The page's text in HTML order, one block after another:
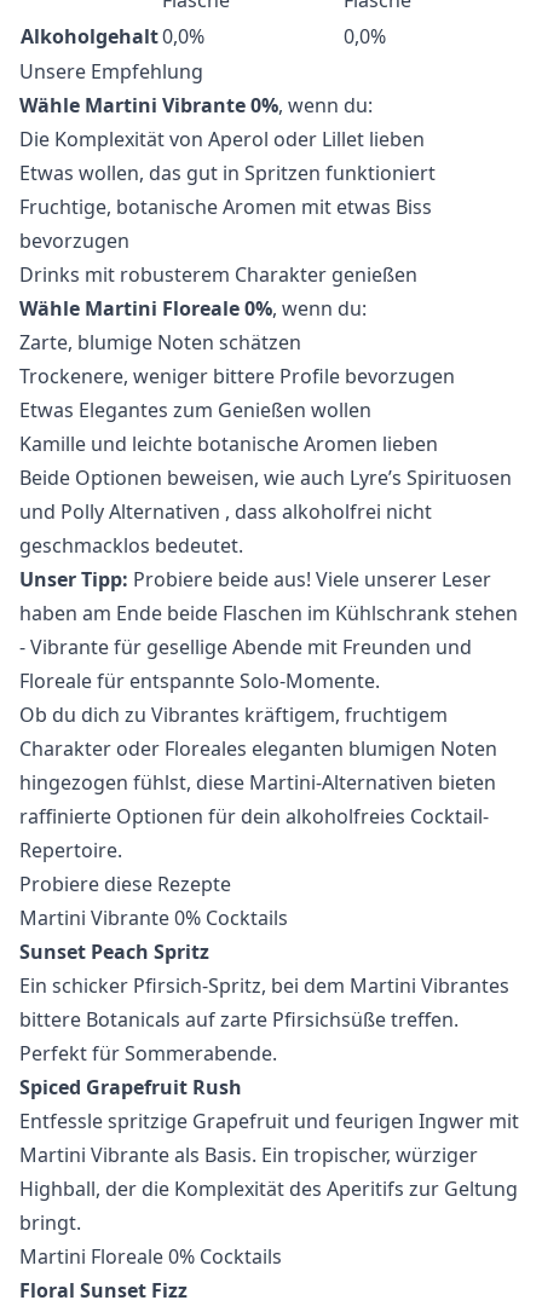
Alkoholgehalt0,0%
0,0%
Unsere Empfehlung
Wähle Martini Vibrante 0%, wenn du:
Die Komplexität von Aperol oder Lillet lieben
Etwas wollen, das gut in Spritzen funktioniert
Fruchtige, botanische Aromen mit etwas Biss
bevorzugen
Drinks mit robusterem Charakter genießen
Wähle Martini Floreale 0%, wenn du:
Zarte, blumige Noten schätzen
Trockenere, weniger bittere Profile bevorzugen
Etwas Elegantes zum Genießen wollen
Kamille und leichte botanische Aromen lieben
Beide Optionen beweisen, wie auch Lyre’s Spirituosen
und Polly Alternativen , dass alkoholfrei nicht
geschmacklos bedeutet.
Unser Tipp: Probiere beide aus! Viele unserer Leser
haben am Ende beide Flaschen im Kühlschrank stehen
- Vibrante für gesellige Abende mit Freunden und
Floreale für entspannte Solo-Momente.
Ob du dich zu Vibrantes kräftigem, fruchtigem
Charakter oder Floreales eleganten blumigen Noten
hingezogen fühlst, diese Martini-Alternativen bieten
raffinierte Optionen für dein alkoholfreies Cocktail-
Repertoire.
Probiere diese Rezepte
Martini Vibrante 0% Cocktails
Sunset Peach Spritz
Ein schicker Pfirsich-Spritz, bei dem Martini Vibrantes
bittere Botanicals auf zarte Pfirsichsüße treffen.
Perfekt für Sommerabende.
Spiced Grapefruit Rush
Entfessle spritzige Grapefruit und feurigen Ingwer mit
Martini Vibrante als Basis. Ein tropischer, würziger
Highball, der die Komplexität des Aperitifs zur Geltung
bringt.
Martini Floreale 0% Cocktails
Floral Sunset Fizz